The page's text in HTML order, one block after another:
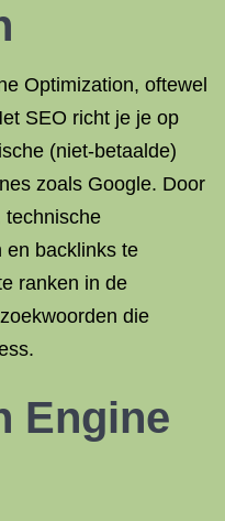
Optimization, oftewel
SEO richt je je op
(niet-betaalde)
zoals Google. Door
technische
en backlinks te
ranken in de
die
Engine